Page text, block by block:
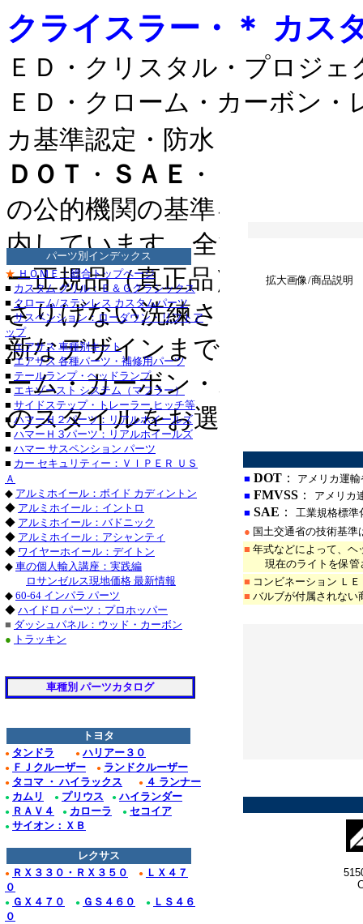
拡大画像/商品説明
■ DOT ：
アメリカ運
■ FMVSS ：
アメリカ
■ SAE ： 工業規格標準
● 国土交通省の技術基準
■ 年式などによって、ヘ
現在のライトを保管
■ コンビネーション Ｌ
■ バルブが付属されない
ダッジ_マグナム_
リンカーン_ナビゲ
ニッサン_ム
インフィニティ_Ｆ
ホンダ_アコード_
フ
フォルクスワ
ベンツ_Ｅクラス
パーツ別インデックス
★ ＨＯＭＥ：総合トップページ
■ カスタム グリル：Ｅ＆Ｇクラシックス
■ クローム/ステンレス カスタムパーツ
■ サスペンション：ローダウン・リフトア
ップ
■エアサス 車種別キット
■エアサス 各種パーツ・補修用パーツ
■ テールランプ・ヘッドランプ
■ エキゾースト システム（マフラー）
■ サイドステップ・トレーラー ヒッチ等
■ハマーＨ２パーツ：リアルホイールズ
■ ハマーＨ３パーツ：リアルホイールズ
■ ハマー サスペンション パーツ
■ カー セキュリティー：ＶＩＰＥＲ ＵＳ
Ａ
◆ アルミホイール：ボイド カディントン
◆ アルミホイール：イントロ
◆ アルミホイール：バドニック
◆ アルミホイール：アシャンティ
◆ ワイヤーホイール：デイトン
◆ 車の個人輸入講座：実践編
ロサンゼルス現地価格 最新情報
◆ 60-64 インパラ パーツ
◆ ハイドロ パーツ：プロホッパー
■ ダッシュパネル：ウッド・カーボン
● トラッキン
車種別 パーツカタログ
トヨタ
● タンドラ ● ハリアー３０
● ＦＪクルーザー ● ランドクルーザー
● タコマ ・ ハイラックス ● ４ ランナー
● カムリ ● プリウス ● ハイランダー
● ＲＡＶ４ ● カローラ ● セコイア
● サイオン：ＸＢ
レクサス
● ＲＸ３３０・ＲＸ３５０ ●
ＬＸ４７
０
● ＧＸ４７０ ● ＧＳ４６０ ●
ＬＳ４６
０
クライスラー・＊ カス
ＥＤ・クリスタル・プロジ
ＥＤ・クローム・カーボン
カ基準認定・防水・耐熱・衝
ＤＯＴ ・ ＳＡＥ ・
の公的機関の基準をクリアー
内しています。全てアメリ
ー正規品（真正品）です。
さりげない洗練された純正
新なデザインまで、豊富な
ーム・カーボン・スモーク
のスタイルをお選び下さい。